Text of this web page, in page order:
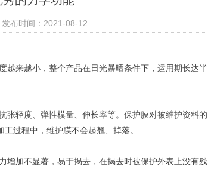
布时间：2021-08-12
越来越小，整个产品在日光暴晒条件下，运用期长达半
张轻度、弹性模量、伸长率等。保护膜对被维护资料的
过程中，维护膜不会起翘、掉落。
增加不显著，易于揭去，在揭去时被保护外表上没有残